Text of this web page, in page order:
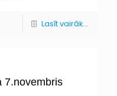
Lasīt vairāk...
7.novembris